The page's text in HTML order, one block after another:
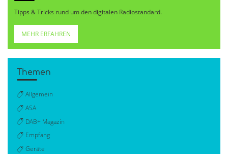
Tipps & Tricks rund um den digitalen Radiostandard.
MEHR ERFAHREN
Themen
Allgemein
ASA
DAB+ Magazin
Empfang
Geräte